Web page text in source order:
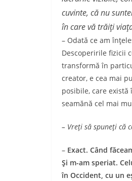
cuvinte, că nu
în care vă trăiţi
– Odată ce am
Descope­ririle fizi­cii
trans­formă în
creator, e cea mai
posi­bile, care există
seamănă cel mai
– Vreţi să spuneţi că
– Exact. Când
Şi m-am speriat.
în Occident, cu un